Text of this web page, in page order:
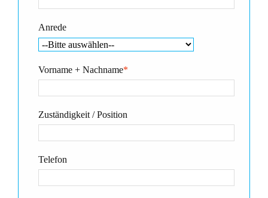
Anrede
*
Vorname + Nachname
Zuständigkeit / Position
Telefon